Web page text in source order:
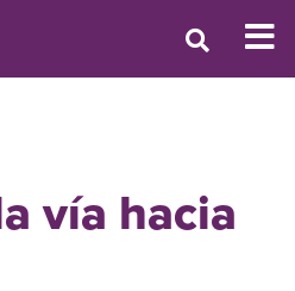
vía hacia